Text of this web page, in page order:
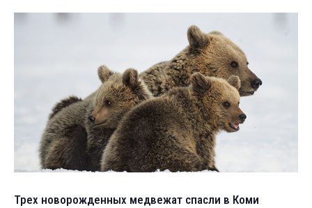
Трех новорожденных медвежат спасли в Коми